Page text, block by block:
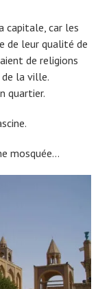
capitale, car les
de leur qualité de
de religions
la ville.
quartier.
mosquée…